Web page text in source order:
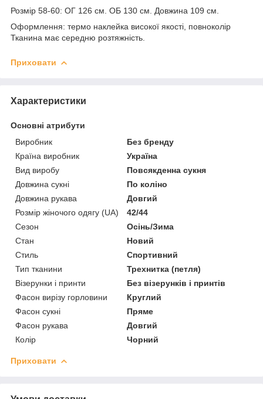
Розмір 58-60: ОГ 126 см. ОБ 130 см. Довжина 109 см.
Оформлення: термо наклейка високої якості, повноколір
Тканина має середню розтяжність.
Приховати
Характеристики
Основні атрибути
Виробник
Без бренду
Країна виробник
Україна
Вид виробу
Повсякденна сукня
Довжина сукні
По коліно
Довжина рукава
Довгий
Розмір жіночого одягу (UA)
42/44
Сезон
Осінь/Зима
Стан
Новий
Стиль
Спортивний
Тип тканини
Трехнитка (петля)
Візерунки і принти
Без візерунків і принтів
Фасон вирізу горловини
Круглий
Фасон сукні
Пряме
Фасон рукава
Довгий
Колір
Чорний
Приховати